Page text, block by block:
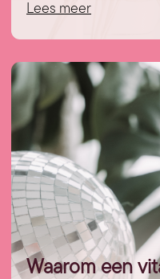
Lees meer
Waarom een